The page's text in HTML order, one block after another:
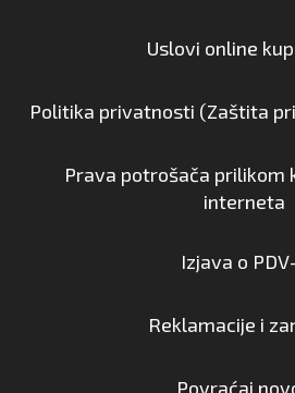
Uslovi online
Politika privatnosti (Zaštita
Prava potrošača prilikom
interneta
Izjava o
Reklamacije i
Povraćaj